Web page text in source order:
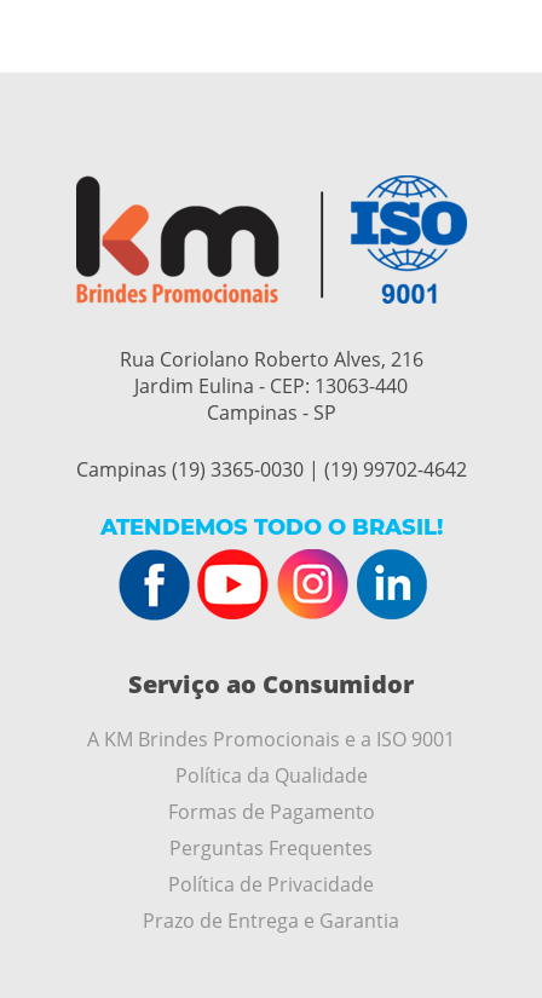
Rua Coriolano Roberto Alves, 216
Jardim Eulina - CEP: 13063-440
Campinas - SP
Campinas (19) 3365-0030 | (19) 99702-4642
ATENDEMOS TODO O BRASIL!
Serviço ao Consumidor
A KM Brindes Promocionais e a ISO 9001
Política da Qualidade
Formas de Pagamento
Perguntas Frequentes
Política de Privacidade
Prazo de Entrega e Garantia